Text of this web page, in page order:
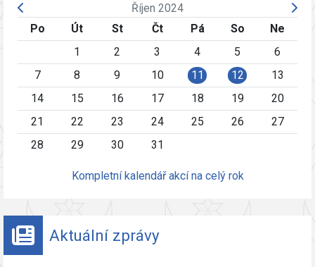
Říjen 2024
Po
Út St Čt Pá So
Ne
1
2 3 4 5
6
7
8 9 10 11 12
13
14
15 16 17 18 19
20
21
22 23 24 25 26
27
28
29 30 31
Kompletní kalendář akcí na celý rok
Aktuální zprávy